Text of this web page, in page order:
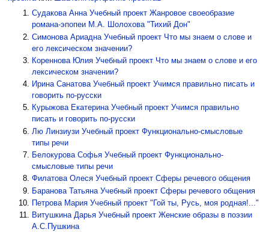
Судакова Анна Учебный проект Жанровое своеобразие
романа-эпопеи М.А. Шолохова "Тихий Дон"
Симонова Ариадна Учебный проект Что мы знаем о слове и
его лексическом значении?
Кореннова Юлия Учебный проект Что мы знаем о слове и его
лексическом значении?
Ирина Санатова Учебный проект Учимся правильно писать и
говорить по-русски
Курыжова Екатерина Учебный проект Учимся правильно
писать и говорить по-русски
Лю Линзиузи Учебный проект Функционально-смысловые
типы речи
Белокурова Софья Учебный проект Функционально-
смысловые типы речи
Филатова Олеся Учебный проект Сферы речевого общения
Баранова ТатьянаУчебный проект Сферы речевого общения
Петрова Мария Учебный проект "Гой ты, Русь, моя родная!..."
Витушкина Дарья Учебный проект Женские образы в поэзии
А.С.Пушкина